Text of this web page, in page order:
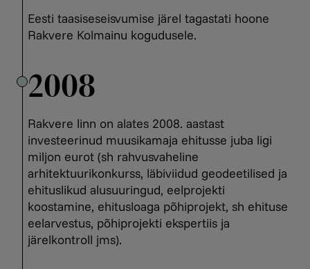
Eesti taasiseseisvumise järel tagastati hoone
Rakvere Kolmainu kogudusele.
2008
Rakvere linn on alates 2008. aastast
investeerinud muusikamaja ehitusse juba ligi
miljon eurot (sh rahvusvaheline
arhitektuurikonkurss, läbiviidud geodeetilised ja
ehituslikud alusuuringud, eelprojekti
koostamine, ehitusloaga põhiprojekt, sh ehituse
eelarvestus, põhiprojekti ekspertiis ja
järelkontroll jms).